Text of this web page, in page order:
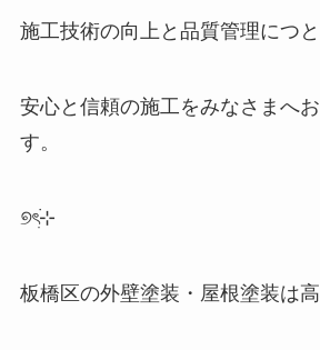
施工技術の向上と品質管理につと
安心と信頼の施工をみなさまへ
す。
୭ৎ⊹
板橋区の外壁塗装・屋根塗装は